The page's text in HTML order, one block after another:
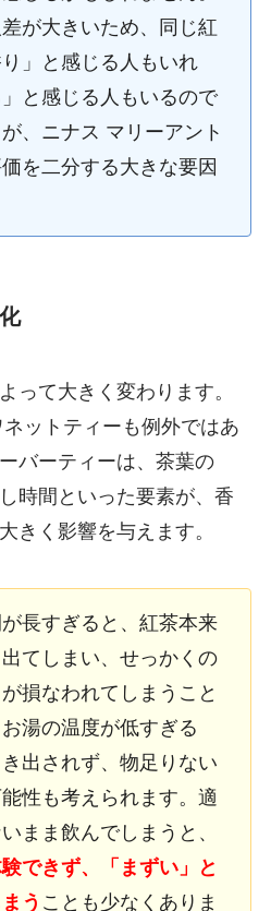
が大きいため、同じ紅
」と感じる人もいれ
と感じる人もいるので
、ニナス マリーアント
を二分する大きな要因
って大きく変わります。
ットティーも例外ではあ
バーティーは、茶葉の
時間といった要素が、香
きく影響を与えます。
長すぎると、紅茶本来
てしまい、せっかくの
損なわれてしまうこと
湯の温度が低すぎる
出されず、物足りない
性も考えられます。適
まま飲んでしまうと、
できず、「まずい」と
う ことも少なくありま